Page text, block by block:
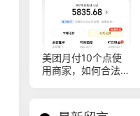
美团月付10个点使
用商家，如何合法稳